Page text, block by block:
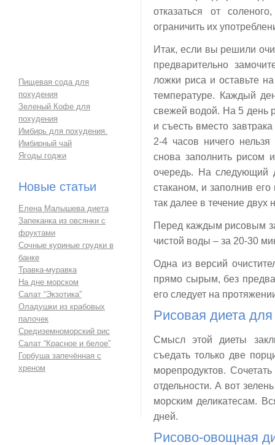
Пищевая сода для
похудения
Зеленый Кофе для
похудения
Имбирь для похудения.
Имбирный чай
Ягоды годжи
Новые статьи
Елена Малышева диета
Запеканка из овсянки с
фруктами
Сочные куриные грудки в
банке
Травка-муравка
На дне морском
Салат “Экзотика”
Оладушки из крабовых
палочек
Средиземноморский рис
Салат “Красное и белое”
Горбуша запечённая с
хреном
отказаться от
ограничить их
Итак, если вы решили
предварительно
ложки риса и оставьте
температуре. Каждый
свежей водой. На 5 день
и съесть вместо
2-4 часов ничего
снова заполнить рисом
очередь. На следующий
стаканом, и заполнив
так далее в течение двух
Перед каждым рисовым
чистой воды – за 20-30
Одна из версий
прямо сырым, без
его следует на
Рисовая диета
Смысл этой диеты
съедать только две
морепродуктов.
отдельности. А вот
морским деликатесам.
дней.
Рисово-овощная